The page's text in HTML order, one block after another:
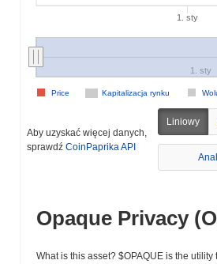
1. sty
Kapitalizacja rynku
Price
1. sty
Aby uzyskać więcej danych,
sprawdź CoinPaprika API
Liniowy
Opaque Privacy
What is this asset? $OPAQUE is the